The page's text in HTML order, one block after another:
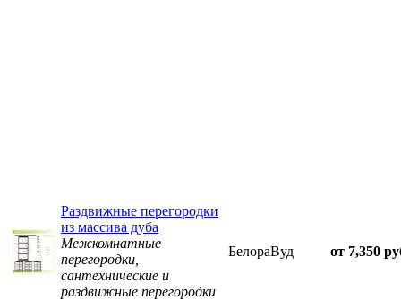
Раздвижные перегородки
из массива дуба
Межкомнатные
перегородки,
сантехнические и
раздвижные перегородки
БелораВуд от 7,350